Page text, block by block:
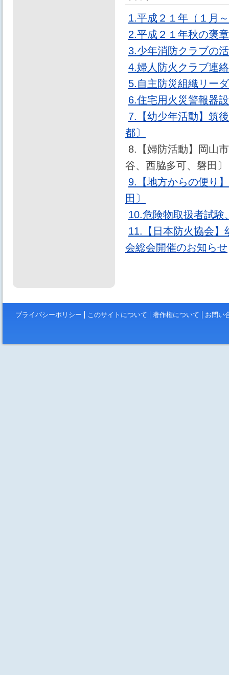
1.平成２１年（１月
2.平成２１年秋の褒
3.少年消防クラブの
4.婦人防火クラブ連
5.自主防災組織リー
6.住宅用火災警報器
7.【幼少年活動】筑
都〕
8.【婦防活動】岡山
谷、西脇多可、磐田〕
9.【地方からの便り
田〕
10.危険物取扱者試験
11.【日本防火協会】
会総会開催のお知らせ
プライバシーポリシー このサイトについて 著作権について お問い